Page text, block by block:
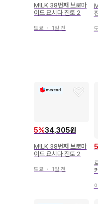
M!LK 38번째 브로마
이드 요시다 진토 2
도쿄 ・ 1일 전
5%34,305원
M!LK 38번째 브로마
이드 요시다 진토 2
도쿄 ・ 1일 전
5